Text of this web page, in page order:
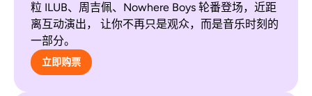
粒 ILUB、周吉佩、Nowhere Boys 轮番登场，近距
离互动演出， 让你不再只是观众，而是音乐时刻的
一部分。
立即购票